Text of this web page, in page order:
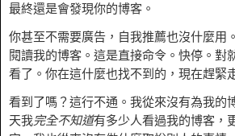
最終還是會發現你的博客。
你甚至不需要廣告，自我推薦也沒什麼用
閱讀我的博客。這是直接命令。快停。對
看了。你在這什麼也找不到的，現在趕緊
看到了嗎？這行不通。我從來沒有為我的
天我完全不知道有多少人看過我的博客，